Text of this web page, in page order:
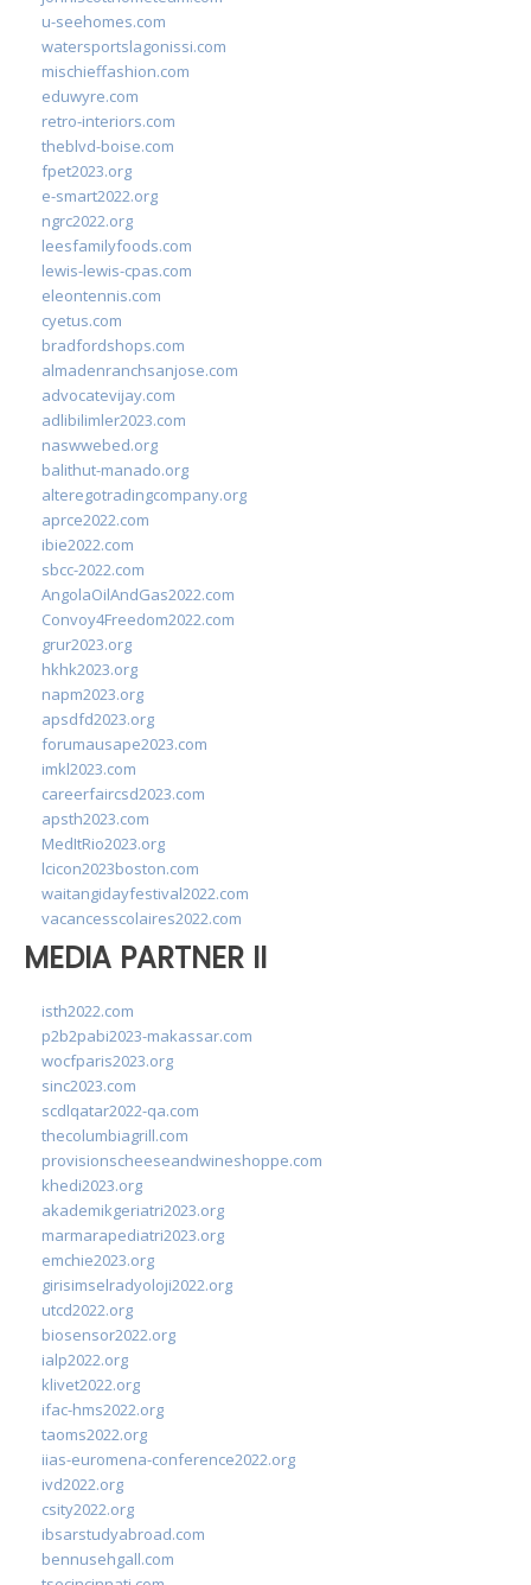
u-seehomes.com
watersportslagonissi.com
mischieffashion.com
eduwyre.com
retro-interiors.com
theblvd-boise.com
fpet2023.org
e-smart2022.org
ngrc2022.org
leesfamilyfoods.com
lewis-lewis-cpas.com
eleontennis.com
cyetus.com
bradfordshops.com
almadenranchsanjose.com
advocatevijay.com
adlibilimler2023.com
naswwebed.org
balithut-manado.org
alteregotradingcompany.org
aprce2022.com
ibie2022.com
sbcc-2022.com
AngolaOilAndGas2022.com
Convoy4Freedom2022.com
grur2023.org
hkhk2023.org
napm2023.org
apsdfd2023.org
forumausape2023.com
imkl2023.com
careerfaircsd2023.com
apsth2023.com
MedItRio2023.org
lcicon2023boston.com
waitangidayfestival2022.com
vacancesscolaires2022.com
MEDIA PARTNER II
isth2022.com
p2b2pabi2023-makassar.com
wocfparis2023.org
sinc2023.com
scdlqatar2022-qa.com
thecolumbiagrill.com
provisionscheeseandwineshoppe.com
khedi2023.org
akademikgeriatri2023.org
marmarapediatri2023.org
emchie2023.org
girisimselradyoloji2022.org
utcd2022.org
biosensor2022.org
ialp2022.org
klivet2022.org
ifac-hms2022.org
taoms2022.org
iias-euromena-conference2022.org
ivd2022.org
csity2022.org
ibsarstudyabroad.com
bennusehgall.com